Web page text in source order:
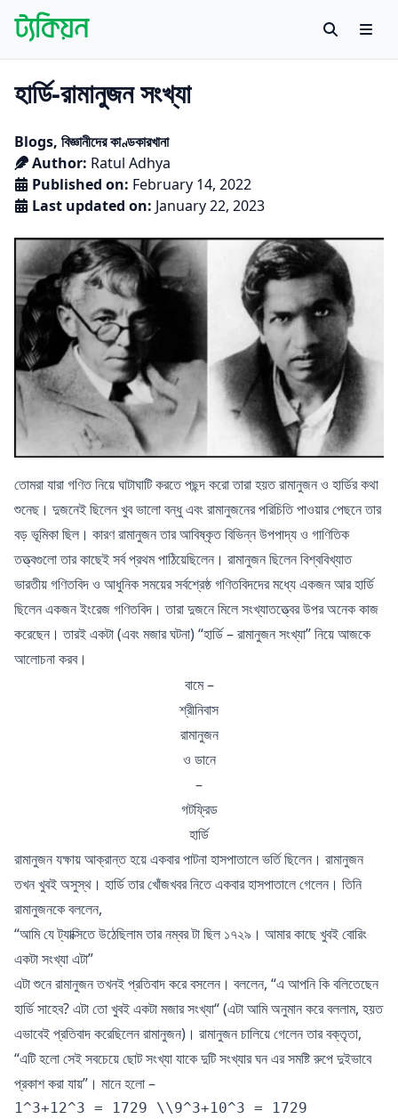
Skip to content
Tachyon
বাংলায় বিজ্ঞান গবেষণায় প্রথম উন্মুক্ত প্ল্যাটফর্ম
হার্ডি-রামানুজন সংখ্যা
Posted in
Blogs, বিজ্ঞানীদের কাণ্ডকারখানা
Author: Ratul Adhya
Published on: February 14, 2022
Last updated on: January 22, 2023
তোমরা যারা গণিত নিয়ে ঘাটাঘাটি করতে পছন্দ করো তারা হয়ত রামানুজন ও হার্ডির কথা
শুনেছ। দুজনেই ছিলেন খুব ভালো বন্ধু এবং রামানুজনের পরিচিতি পাওয়ার পেছনে তার
বড় ভূমিকা ছিল। কারণ রামানুজন তার আবিষ্কৃত বিভিন্ন উপপাদ্য ও গাণিতিক
তত্ত্বগুলো তার কাছেই সর্ব প্রথম পাঠিয়েছিলেন। রামানুজন ছিলেন বিশ্ববিখ্যাত
ভারতীয় গণিতবিদ ও আধুনিক সময়ের সর্বশ্রেষ্ঠ গণিতবিদদের মধ্যে একজন আর হার্ডি
ছিলেন একজন ইংরেজ গণিতবিদ। তারা দুজনে মিলে সংখ্যাতত্ত্বের উপর অনেক কাজ
করেছেন। তারই একটা (এবং মজার ঘটনা) “হার্ডি – রামানুজন সংখ্যা” নিয়ে আজকে
আলোচনা করব।
বামে –
শ্রীনিবাস
রামানুজন
ও ডানে
–
গটফ্রিড
হার্ডি
রামানুজন যক্ষায় আক্রান্ত হয়ে একবার পাটনা হাসপাতালে ভর্তি ছিলেন। রামানুজন
তখন খুবই অসুস্থ। হার্ডি তার খোঁজখবর নিতে একবার হাসপাতালে গেলেন। তিনি
রামানুজনকে বললেন,
“আমি যে ট্যাক্সিতে উঠেছিলাম তার নম্বর টা ছিল ১৭২৯। আমার কাছে খুবই বোরিং
একটা সংখ্যা এটা”
এটা শুনে রামানুজন তখনই প্রতিবাদ করে বসলেন। বললেন, “এ আপনি কি বলিতেছেন
হার্ডি সাহেব? এটা তো খুবই একটা মজার সংখ্যা“ (এটা আমি অনুমান করে বললাম, হয়ত
এভাবেই প্রতিবাদ করেছিলেন রামানুজন)। রামানুজন চালিয়ে গেলেন তার বক্তৃতা,
“এটি হলো সেই সবচেয়ে ছোট সংখ্যা যাকে দুটি সংখ্যার ঘন এর সমষ্টি রুপে দুইভাবে
প্রকাশ করা যায়”। মানে হলো –
1^3+12^3 = 1729 \\9^3+10^3 = 1729